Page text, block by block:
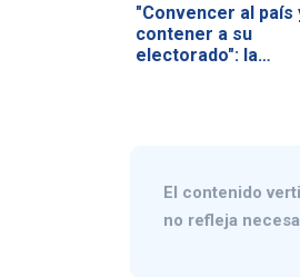
"Convencer al país
contener a su
electorado": la…
El contenido
no refleja